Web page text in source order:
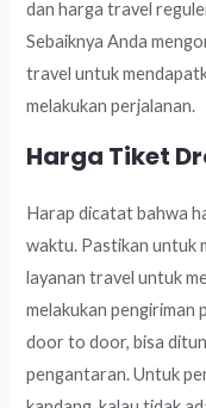
dan harga travel
Sebaiknya Anda
travel untuk
melakukan perjalanan.
Harga Tiket
Harap dicatat bahwa
waktu. Pastikan untuk
layanan travel untuk
melakukan pengiriman
door to door, bisa
pengantaran. Untuk